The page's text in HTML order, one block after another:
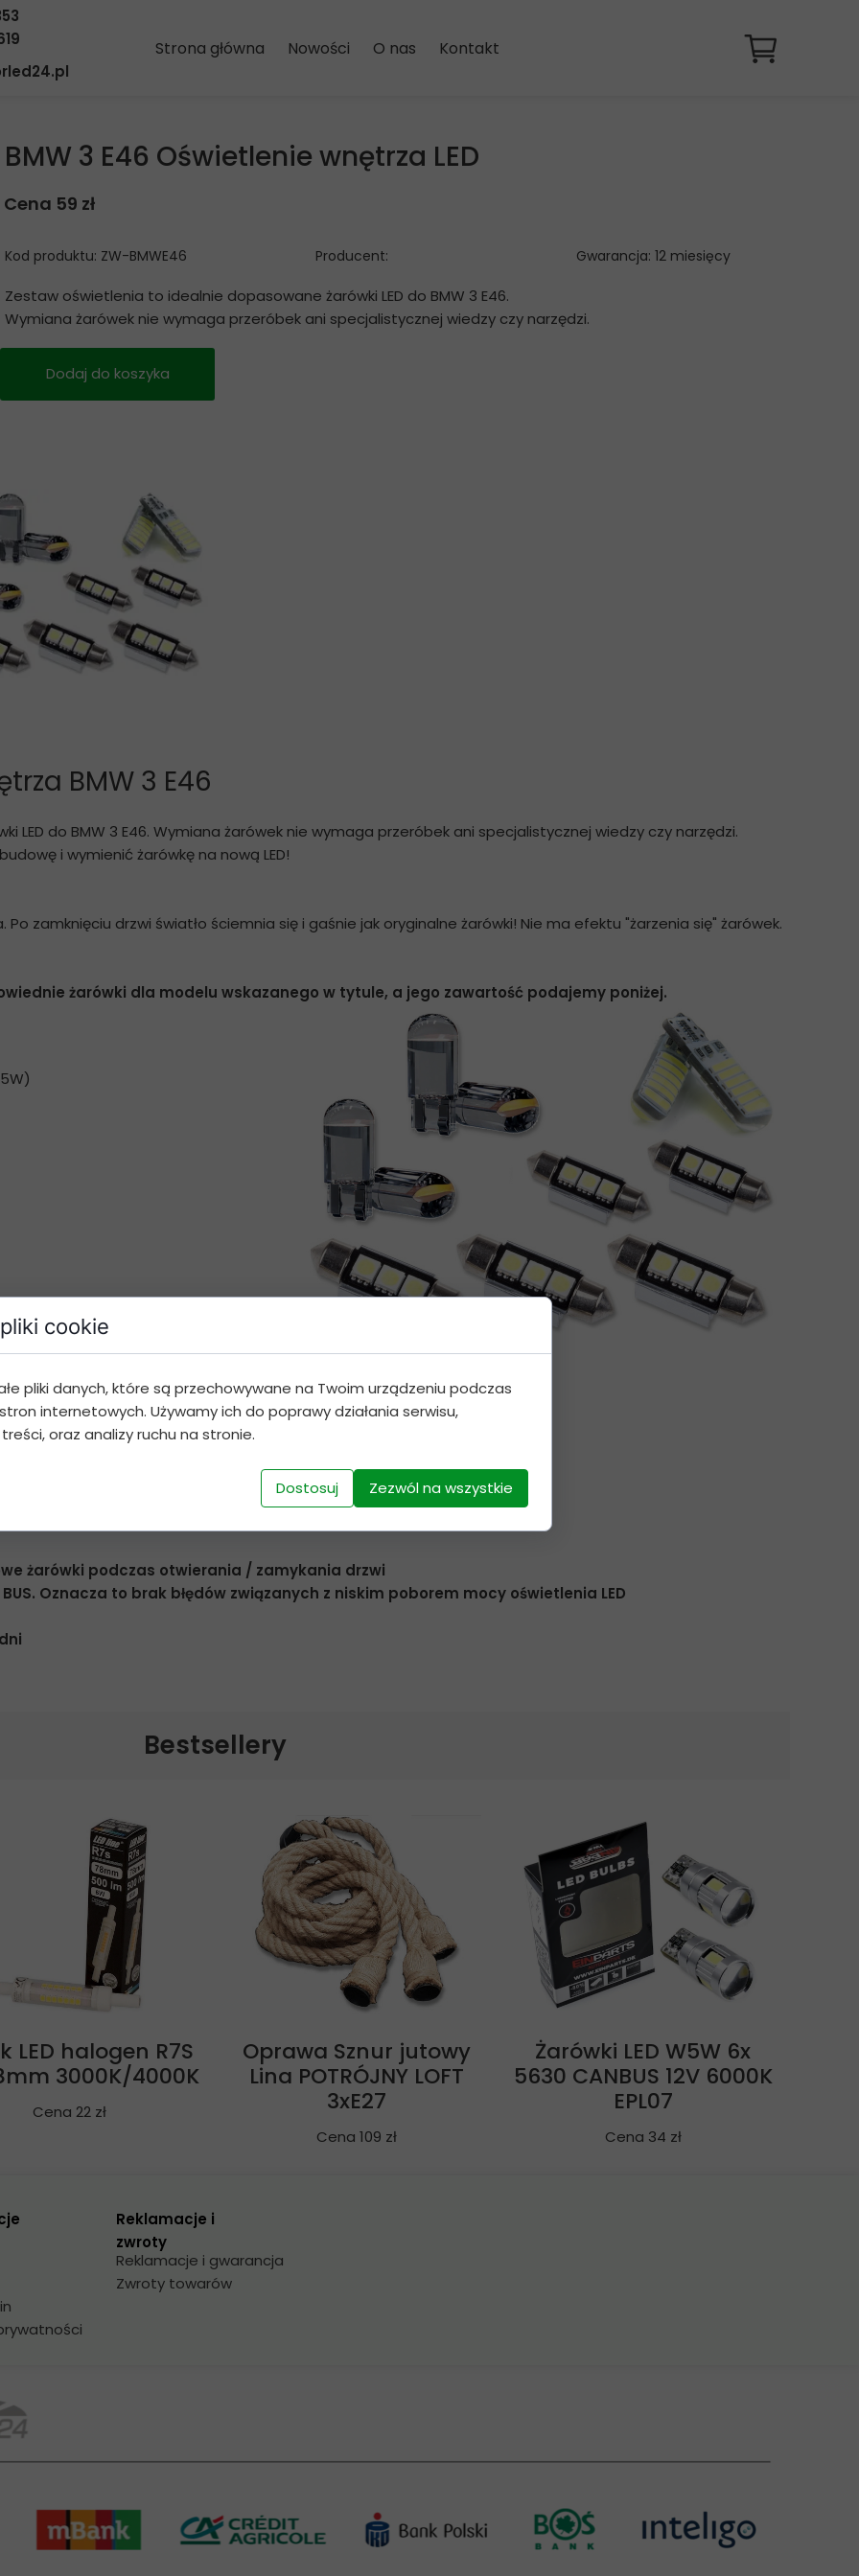
Gwarancja: 12 miesięcy
Producent:
Kod produktu: ZW-BMWE46
LED halogen R7S
3000K/4000K
Cena 22 zł
Oprawa Sznur jutowy
Lina POTRÓJNY LOFT
3xE27
Cena 109 zł
Żarówki LED W5W 6x
5630 CANBUS 12V 6000K
EPL07
Cena 34 zł
BMW 3 E46 Oświetlenie wnętrza LED
Cena 59 zł
Zestaw oświetlenia to idealnie dopasowane żarówki LED do BMW 3 E46.
Wymiana żarówek nie wymaga przeróbek ani specjalistycznej wiedzy czy narzędzi.
Dodaj do koszyka
BMW 3 E46
do BMW 3 E46. Wymiana żarówek nie wymaga przeróbek ani specjalistycznej wiedzy czy narzędzi.
i wymienić żarówkę na nową LED!
zamknięciu drzwi światło ściemnia się i gaśnie jak oryginalne żarówki! Nie ma efektu "żarzenia się" żarówek.
żarówki dla modelu wskazanego w tytule, a jego zawartość podajemy poniżej.
samochodów które mogą różnić się
należy porównać ilość i typy
zestawu w celu sprawdzenia czy pokrywają się w 100%.
?
żarówki podczas otwierania / zamykania drzwi
Oznacza to brak błędów związanych z niskim poborem mocy oświetlenia LED
Bestsellery
Strona główna Nowości O nas Kontakt
Reklamacje i
zwroty
Zwroty towarów
Reklamacje i gwarancja
cookie
pliki danych, które są przechowywane na Twoim urządzeniu podczas
internetowych. Używamy ich do poprawy działania serwisu,
oraz analizy ruchu na stronie.
Dostosuj Zezwól na wszystkie